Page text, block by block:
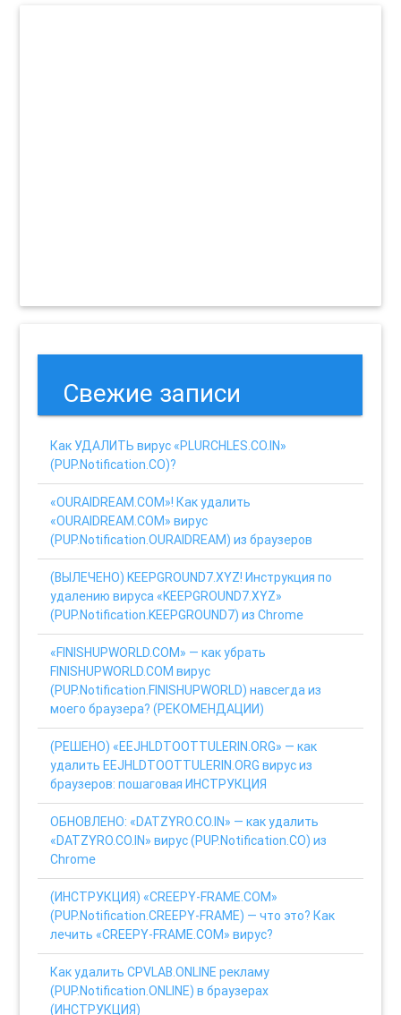
Свежие записи
Как УДАЛИТЬ вирус «PLURCHLES.CO.IN»
(PUP.Notification.CO)?
«OURAIDREAM.COM»! Как удалить
«OURAIDREAM.COM» вирус
(PUP.Notification.OURAIDREAM) из браузеров
(ВЫЛЕЧЕНО) KEEPGROUND7.XYZ! Инструкция по
удалению вируса «KEEPGROUND7.XYZ»
(PUP.Notification.KEEPGROUND7) из Chrome
«FINISHUPWORLD.COM» — как убрать
FINISHUPWORLD.COM вирус
(PUP.Notification.FINISHUPWORLD) навсегда из
моего браузера? (РЕКОМЕНДАЦИИ)
(РЕШЕНО) «EEJHLDTOOTTULERIN.ORG» — как
удалить EEJHLDTOOTTULERIN.ORG вирус из
браузеров: пошаговая ИНСТРУКЦИЯ
ОБНОВЛЕНО: «DATZYRO.CO.IN» — как удалить
«DATZYRO.CO.IN» вирус (PUP.Notification.CO) из
Chrome
(ИНСТРУКЦИЯ) «CREEPY-FRAME.COM»
(PUP.Notification.CREEPY-FRAME) — что это? Как
лечить «CREEPY-FRAME.COM» вирус?
Как удалить CPVLAB.ONLINE рекламу
(PUP.Notification.ONLINE) в браузерах
(ИНСТРУКЦИЯ)